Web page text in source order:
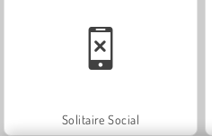
Solitaire Social